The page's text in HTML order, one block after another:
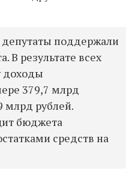
поддержали
В результате всех
доходы
379,7 млрд
млрд рублей.
бюджета
средств на